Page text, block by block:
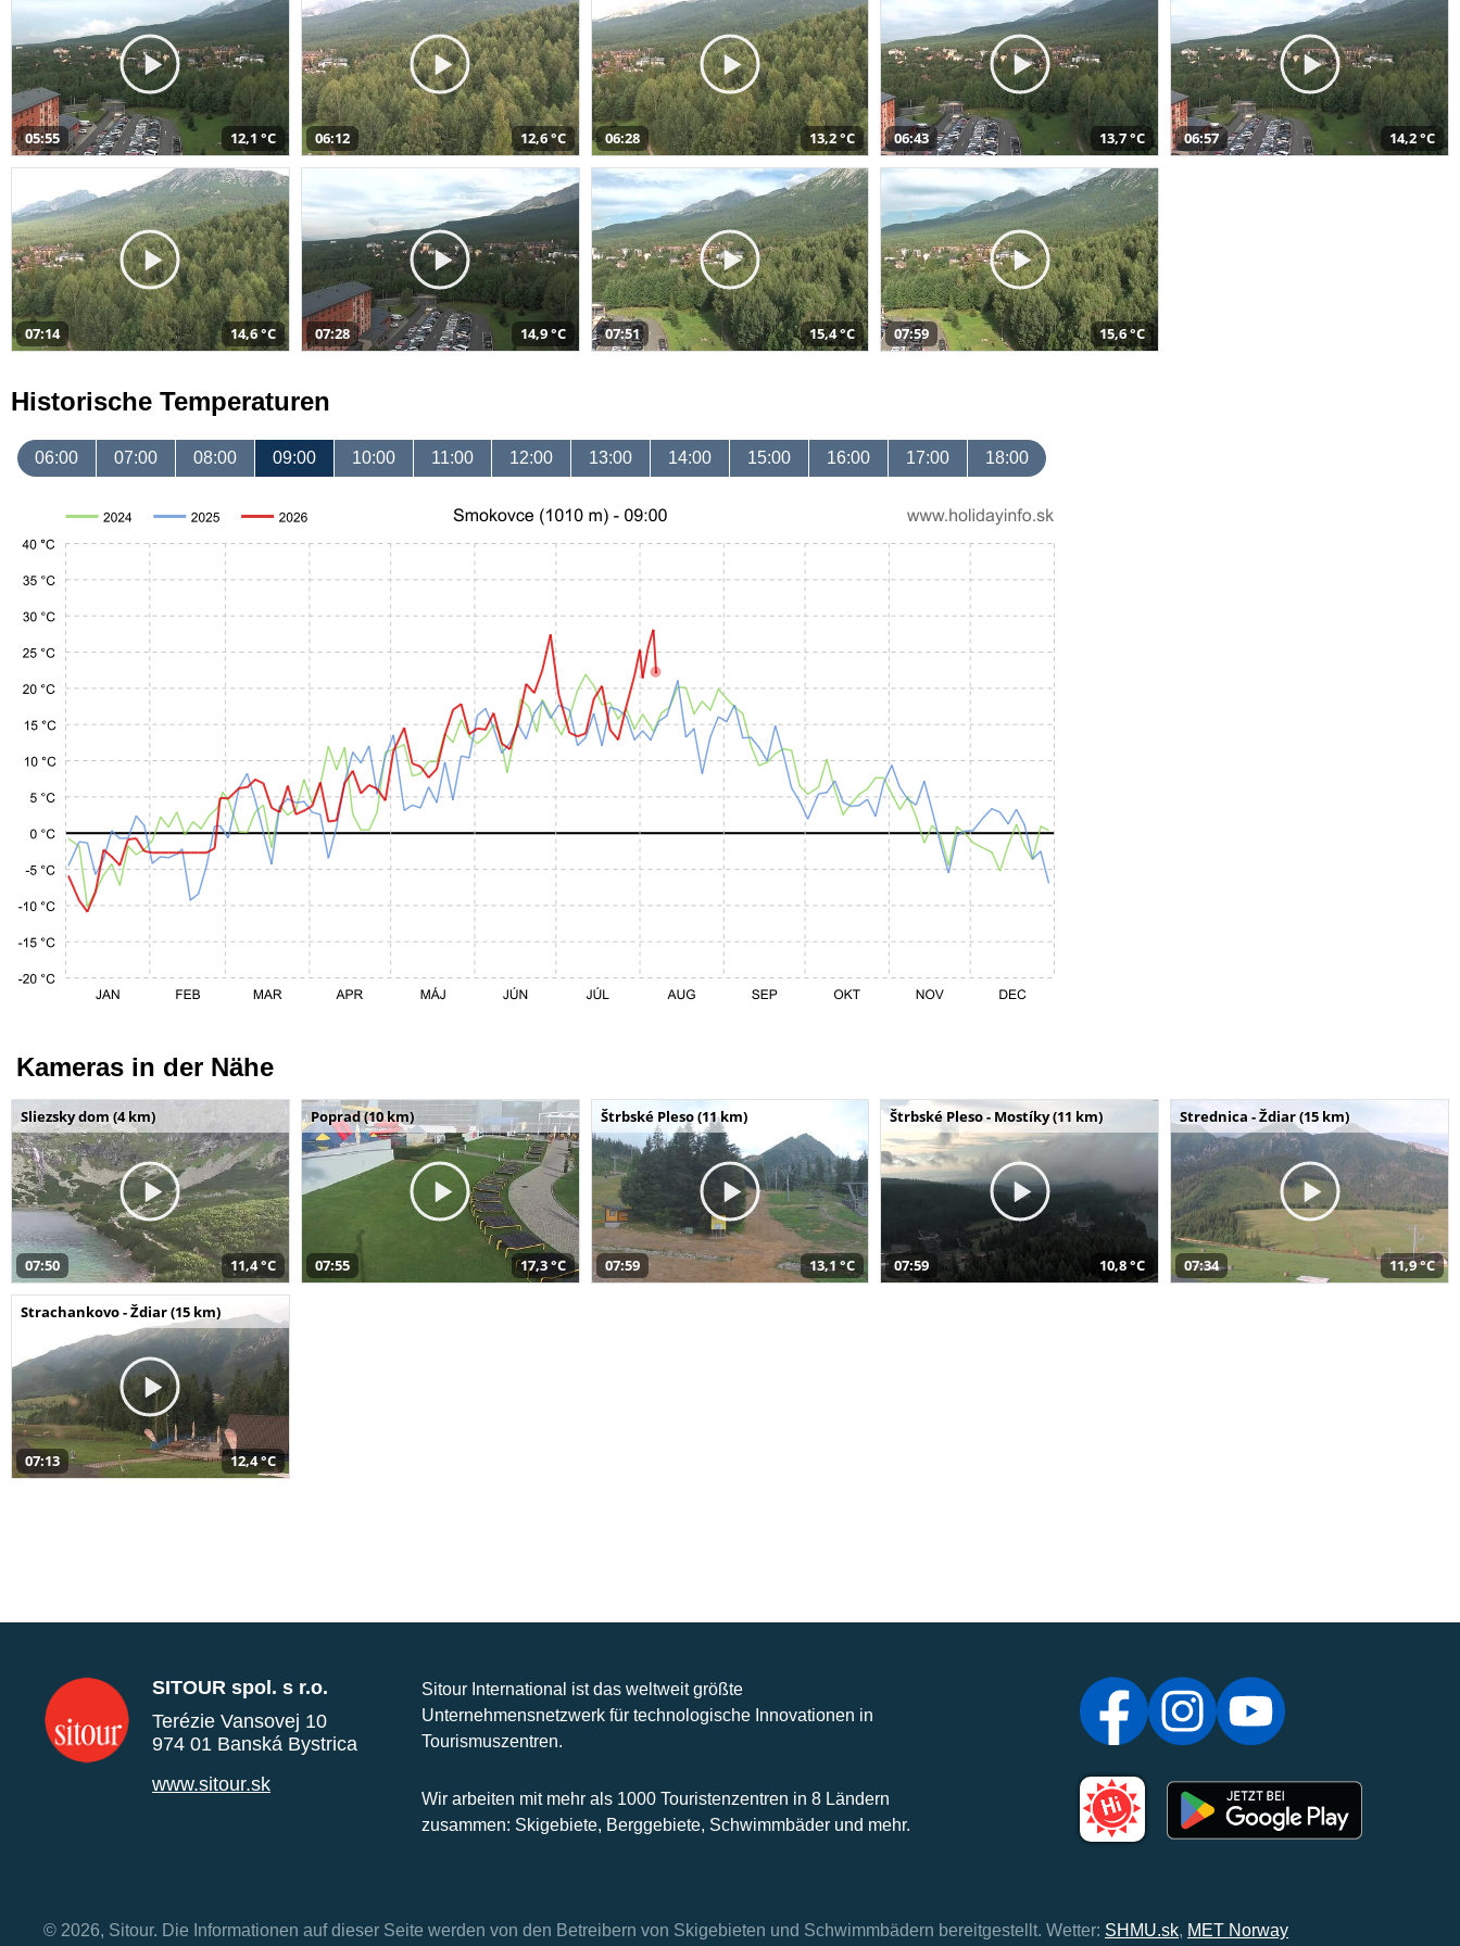
05:55 12,1 °C 06:12 12,6 °C 06:28 13,2 °C 06:43 13,7 °C 06:57 14,2 °C
07:14 14,6 °C 07:28 14,9 °C 07:51 15,4 °C 07:59 15,6 °C
Historische Temperaturen
06:00 07:00 08:00 09:00 10:00 11:00 12:00 13:00 14:00 15:00 16:00 17:00 18:00
Kameras in der Nähe
Sliezsky dom (4 km)
07:50 11,4 °C
Poprad (10 km)
07:55 17,3 °C
Štrbské Pleso (11 km)
07:59 13,1 °C
Štrbské Pleso - Mostíky (11 km)
07:59 10,8 °C
Strednica - Ždiar (15 km)
07:34 11,9 °C
Strachankovo - Ždiar (15 km)
07:13 12,4 °C
SITOUR spol. s r.o.
Terézie Vansovej 10
974 01 Banská Bystrica
www.sitour.sk
Sitour International ist das weltweit größte
Unternehmensnetzwerk für technologische Innovationen in
Tourismuszentren.
Wir arbeiten mit mehr als 1000 Touristenzentren in 8 Ländern
zusammen: Skigebiete, Berggebiete, Schwimmbäder und mehr.
© 2026, Sitour. Die Informationen auf dieser Seite werden von den Betreibern von Skigebieten und Schwimmbädern bereitgestellt. Wetter: SHMU.sk, MET Norway